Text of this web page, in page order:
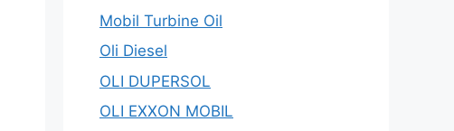
Mobil Turbine Oil
Oli Diesel
OLI DUPERSOL
OLI EXXON MOBIL